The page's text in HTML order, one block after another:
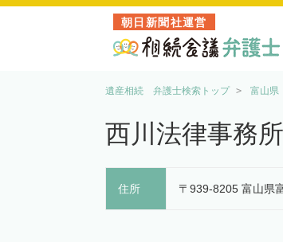
朝日新聞社運営
遺産相続 弁護士検索トップ 富山
西川法律事務所
住所 〒939-8205 富山県